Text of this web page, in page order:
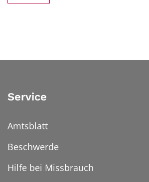
Service
Amtsblatt
Beschwerde
Hilfe bei Missbrauch